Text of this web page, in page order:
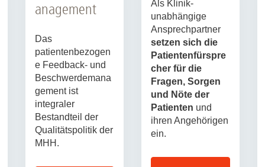
anagement
Das
patientenbezogen
e Feedback- und
Beschwerdemana
gement ist
integraler
Bestandteil der
Qualitätspolitik der
MHH.
Als Klinik-
unabhängige
Ansprechpartner
setzen sich die
Patientenfürspre
cher für die
Fragen, Sorgen
und Nöte der
Patienten und
ihren Angehörigen
ein.